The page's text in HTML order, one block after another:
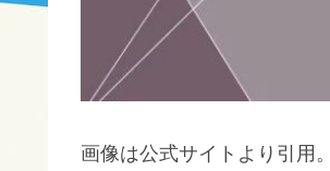
画像は公式サイトより引用。